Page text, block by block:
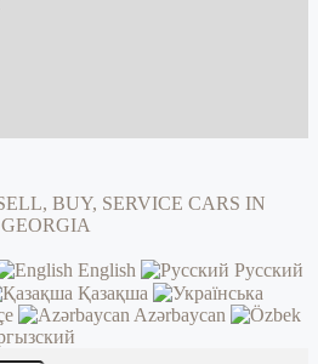
English
Русский
Қазақша
Azərbaycan